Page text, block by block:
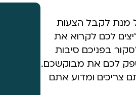
מנת לקבל הצעות
לכם לקרוא את
בפניכם סיבות
לכם את מבוקשכם.
צריכים ומדוע אתם